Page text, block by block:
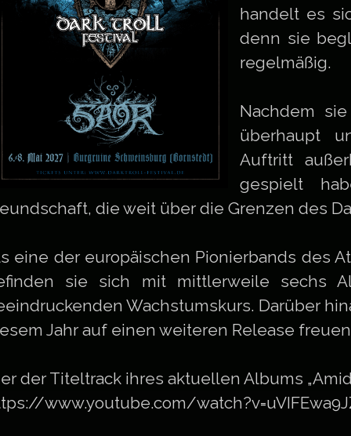
handelt es
denn sie
regelmäßig.
Nachdem
überhaupt
Auftritt
gespielt
die weit über die Grenzen des
eine der europäischen Pionierbands des
sie sich mit mittlerweile sechs
Wachstumskurs. Darüber
Jahr auf einen weiteren Release
der Titeltrack ihres aktuellen Albums
www.youtube.com/